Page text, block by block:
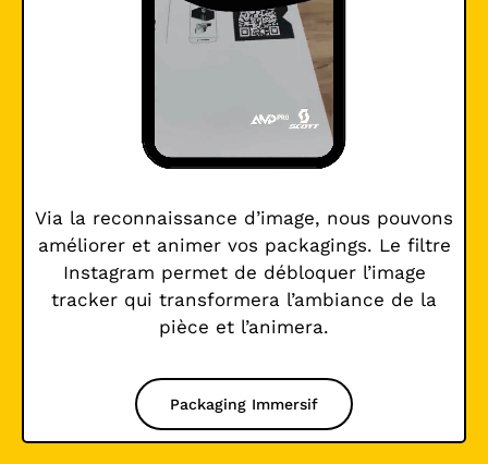
Via la reconnaissance d’image, nous pouvons
améliorer et animer vos packagings. Le filtre
Instagram permet de débloquer l’image
tracker qui transformera l’ambiance de la
pièce et l’animera.
Packaging Immersif